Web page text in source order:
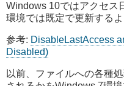
Windows 10ではアクセス
環境では既定で更新するよ
参考: DisableLastAccess
Disabled)
以前、ファイルへの各種